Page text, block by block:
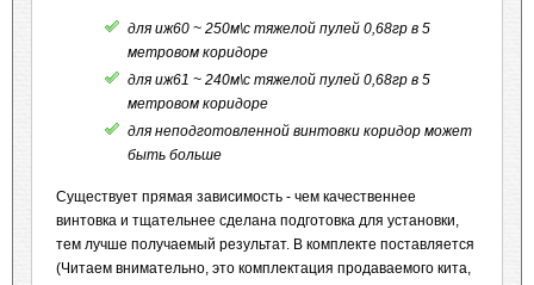
для иж60 ~ 250м\с тяжелой пулей 0,68гр в 5
метровом коридоре
для иж61 ~ 240м\с тяжелой пулей 0,68гр в 5
метровом коридоре
для неподготовленной винтовки коридор может
быть больше
Существует прямая зависимость - чем качественнее
винтовка и тщательнее сделана подготовка для установки,
тем лучше получаемый результат. В комплекте поставляется
(Читаем внимательно, это комплектация продаваемого кита,